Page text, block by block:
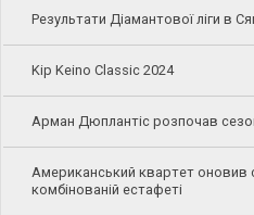
Результати Діамантової ліги в
Kip Keino Classic 2024
Арман Дюплантіс розпочав
Американський квартет оновив
комбінованій естафеті